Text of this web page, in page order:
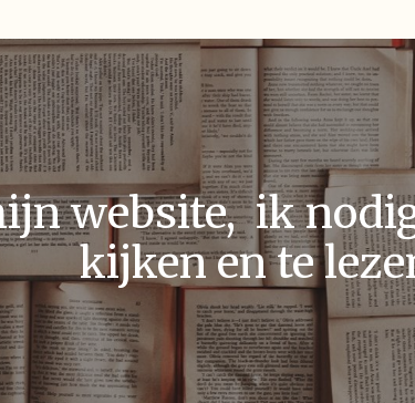
website, ik
kijken en te